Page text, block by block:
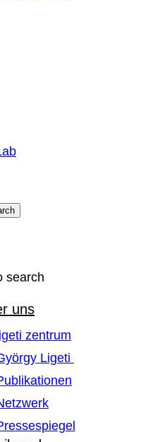
search
uns
ligeti zentrum
Ligeti